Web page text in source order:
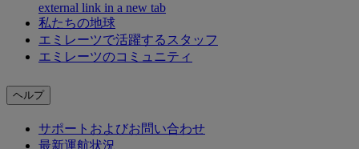
external link in a new tab
私たちの地球
エミレーツで活躍するスタッフ
エミレーツのコミュニティ
ヘルプ
サポートおよびお問い合わせ
最新運航状況